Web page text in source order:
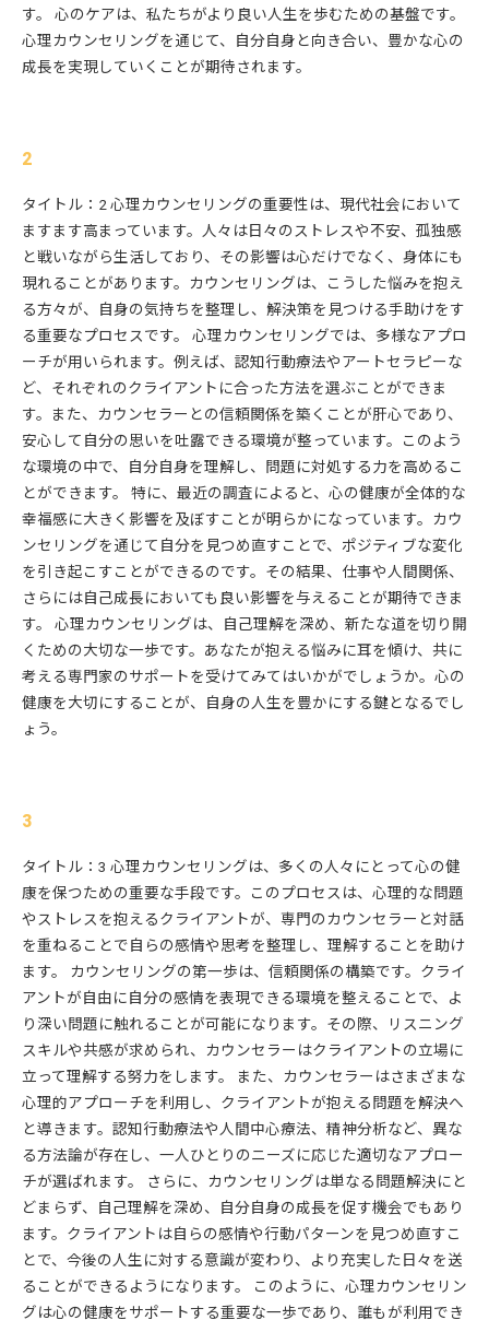
す。 心のケアは、私たちがより良い人生を歩むための基盤です。
心理カウンセリングを通じて、自分自身と向き合い、豊かな心の
成長を実現していくことが期待されます。
2
タイトル：2 心理カウンセリングの重要性は、現代社会において
ますます高まっています。人々は日々のストレスや不安、孤独感
と戦いながら生活しており、その影響は心だけでなく、身体にも
現れることがあります。カウンセリングは、こうした悩みを抱え
る方々が、自身の気持ちを整理し、解決策を見つける手助けをす
る重要なプロセスです。 心理カウンセリングでは、多様なアプロ
ーチが用いられます。例えば、認知行動療法やアートセラピーな
ど、それぞれのクライアントに合った方法を選ぶことができま
す。また、カウンセラーとの信頼関係を築くことが肝心であり、
安心して自分の思いを吐露できる環境が整っています。このよう
な環境の中で、自分自身を理解し、問題に対処する力を高めるこ
とができます。 特に、最近の調査によると、心の健康が全体的な
幸福感に大きく影響を及ぼすことが明らかになっています。カウ
ンセリングを通じて自分を見つめ直すことで、ポジティブな変化
を引き起こすことができるのです。その結果、仕事や人間関係、
さらには自己成長においても良い影響を与えることが期待できま
す。 心理カウンセリングは、自己理解を深め、新たな道を切り開
くための大切な一歩です。あなたが抱える悩みに耳を傾け、共に
考える専門家のサポートを受けてみてはいかがでしょうか。心の
健康を大切にすることが、自身の人生を豊かにする鍵となるでし
ょう。
3
タイトル：3 心理カウンセリングは、多くの人々にとって心の健
康を保つための重要な手段です。このプロセスは、心理的な問題
やストレスを抱えるクライアントが、専門のカウンセラーと対話
を重ねることで自らの感情や思考を整理し、理解することを助け
ます。 カウンセリングの第一歩は、信頼関係の構築です。クライ
アントが自由に自分の感情を表現できる環境を整えることで、よ
り深い問題に触れることが可能になります。その際、リスニング
スキルや共感が求められ、カウンセラーはクライアントの立場に
立って理解する努力をします。 また、カウンセラーはさまざまな
心理的アプローチを利用し、クライアントが抱える問題を解決へ
と導きます。認知行動療法や人間中心療法、精神分析など、異な
る方法論が存在し、一人ひとりのニーズに応じた適切なアプロー
チが選ばれます。 さらに、カウンセリングは単なる問題解決にと
どまらず、自己理解を深め、自分自身の成長を促す機会でもあり
ます。クライアントは自らの感情や行動パターンを見つめ直すこ
とで、今後の人生に対する意識が変わり、より充実した日々を送
ることができるようになります。 このように、心理カウンセリン
グは心の健康をサポートする重要な一歩であり、誰もが利用でき